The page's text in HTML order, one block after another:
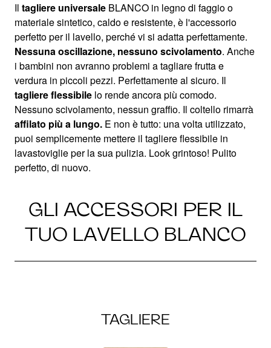
Il tagliere universale BLANCO in legno di faggio o
materiale sintetico, caldo e resistente, è l'accessorio
perfetto per il lavello, perché vi si adatta perfettamente.
Nessuna oscillazione, nessuno scivolamento. Anche
i bambini non avranno problemi a tagliare frutta e
verdura in piccoli pezzi. Perfettamente al sicuro. Il
tagliere flessibile lo rende ancora più comodo.
Nessuno scivolamento, nessun graffio. Il coltello rimarrà
affilato più a lungo. E non è tutto: una volta utilizzato,
puoi semplicemente mettere il tagliere flessibile in
lavastoviglie per la sua pulizia. Look grintoso! Pulito
perfetto, di nuovo.
GLI ACCESSORI PER IL
TUO LAVELLO BLANCO
TAGLIERE